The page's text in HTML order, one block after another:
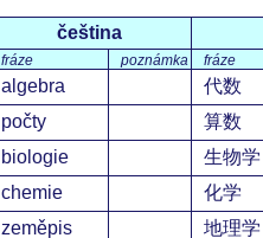
čeština
fráze poznámka fráze
algebra
代数
počty
算数
biologie
生物学
chemie
化学
zeměpis
地理学